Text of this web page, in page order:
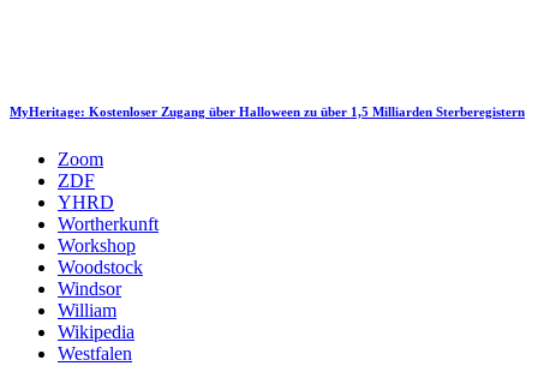
MyHeritage: Kostenloser Zugang über Halloween zu über 1,5 Milliarden Sterberegistern
Zoom
ZDF
YHRD
Wortherkunft
Workshop
Woodstock
Windsor
William
Wikipedia
Westfalen